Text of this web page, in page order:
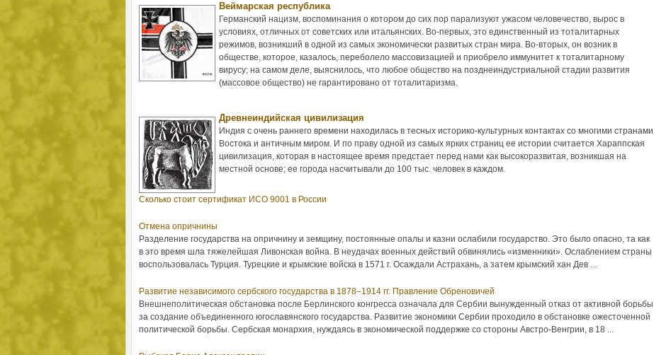
Веймарская республика
Германский нацизм, воспоминания о котором до сих пор парализуют ужасом человечество, вырос в
условиях, отличных от советских или итальянских. Во-первых, это единственный из тоталитарных
режимов, возникший в одной из самых экономически развитых стран мира. Во-вторых, он возник в
обществе, которое, казалось, переболело массовизацией и приобрело иммунитет к тоталитарному
вирусу; на самом деле, выяснилось, что любое общество на позднеиндустриальной стадии развития
(массовое общество) не гарантировано от тоталитаризма.
Древнеиндийская цивилизация
Индия с очень раннего времени находилась в тесных историко-культурных контактах со многими странами
Востока и античным миром. И по праву одной из самых ярких страниц ее истории считается Хараппская
цивилизация, которая в настоящее время предстает перед нами как высокоразвитая, возникшая на
местной основе; ее города насчитывали до 100 тыс. человек в каждом.
Сколько стоит сертификат ИСО 9001 в России
Отмена опричнины
Разделение государства на опричнину и земщину, постоянные опалы и казни ослабили государство. Это было опасно, та как
в это время шла тяжелейшая Ливонская война. В неудачах военных действий обвинялись «изменники». Ослаблением страны
воспользовалась Турция. Турецкие и крымские войска в 1571 г. Осаждали Астрахань, а затем крымский хан Дев ...
Развитие независимого сербского государства в 1878–1914 гг. Правление Обреновичей
Внешнеполитическая обстановка после Берлинского конгресса означала для Сербии вынужденный отказ от активной борьбы
за создание объединенного югославянского государства. Развитие экономики Сербии проходило в обстановке ожесточенной
политической борьбы. Сербская монархия, нуждаясь в экономической поддержке со стороны Австро-Венгрии, в 18 ...